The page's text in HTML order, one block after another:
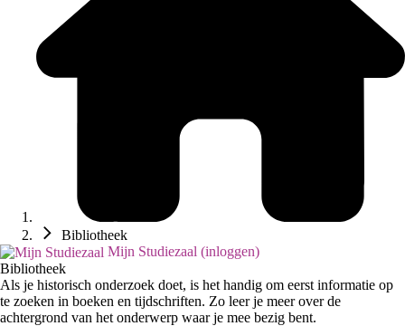
Bibliotheek
Mijn Studiezaal (inloggen)
Bibliotheek
Als je historisch onderzoek doet, is het handig om eerst informatie op
te zoeken in boeken en tijdschriften. Zo leer je meer over de
achtergrond van het onderwerp waar je mee bezig bent.